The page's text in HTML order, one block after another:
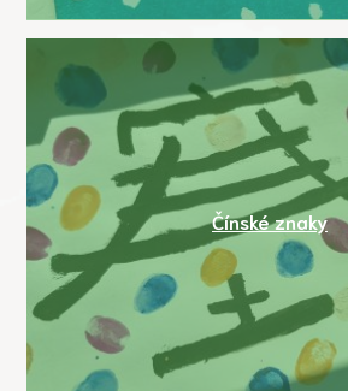
Čínské znaky